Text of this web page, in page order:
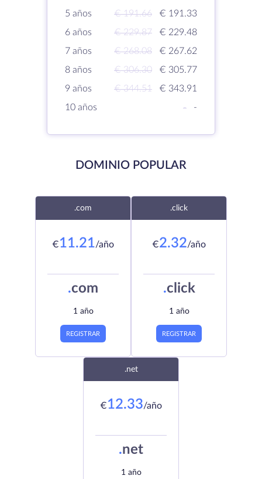
5 años
€ 191.66
€ 191.33
6 años
€ 229.87
€ 229.48
7 años
€ 268.08
€ 267.62
8 años
€ 306.30
€ 305.77
9 años
€ 344.51
€ 343.91
10 años
- -
DOMINIO POPULAR
.com
€11.21/año
.com
1 año
REGISTRAR
.click
€2.32/año
.click
1 año
REGISTRAR
.net
€12.33/año
.net
1 año